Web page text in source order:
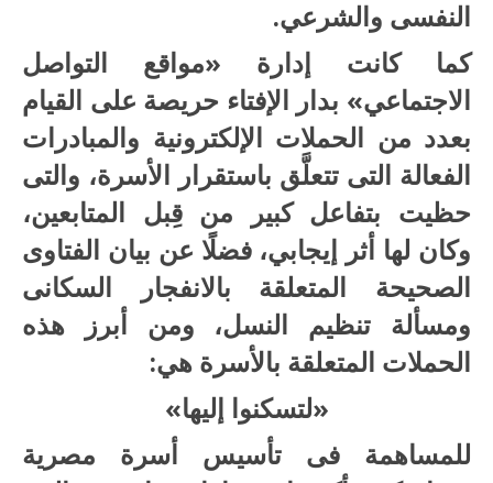
النفسى والشرعي.
كما كانت إدارة «مواقع التواصل
الاجتماعي» بدار الإفتاء حريصة على القيام
بعدد من الحملات الإلكترونية والمبادرات
الفعالة التى تتعلَّق باستقرار الأسرة، والتى
حظيت بتفاعل كبير من قِبل المتابعين،
وكان لها أثر إيجابي، فضلًا عن بيان الفتاوى
الصحيحة المتعلقة بالانفجار السكانى
ومسألة تنظيم النسل، ومن أبرز هذه
الحملات المتعلقة بالأسرة هي:
«لتسكنوا إليها»
للمساهمة فى تأسيس أسرة مصرية